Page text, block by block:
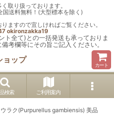
取り扱っております。
送料無料！(大型標本を除く)
ますので宜しければご覧ください。
okironzakka19
ト全て)との一括発送も承っておりま
考欄等にその旨ご記入ください。
ョップ
カート
検索 ご利用案内
ラク(Purpurellus gambiensis) 美品